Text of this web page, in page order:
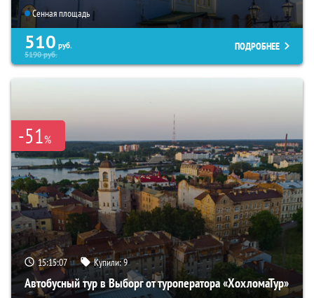
Сенная площадь
510 руб.
5190руб.
ПОДРОБНЕЕ
-51%
15:15:06 Купили:9
Автобусный тур в Выборг от туроператора «ХохломаТур»